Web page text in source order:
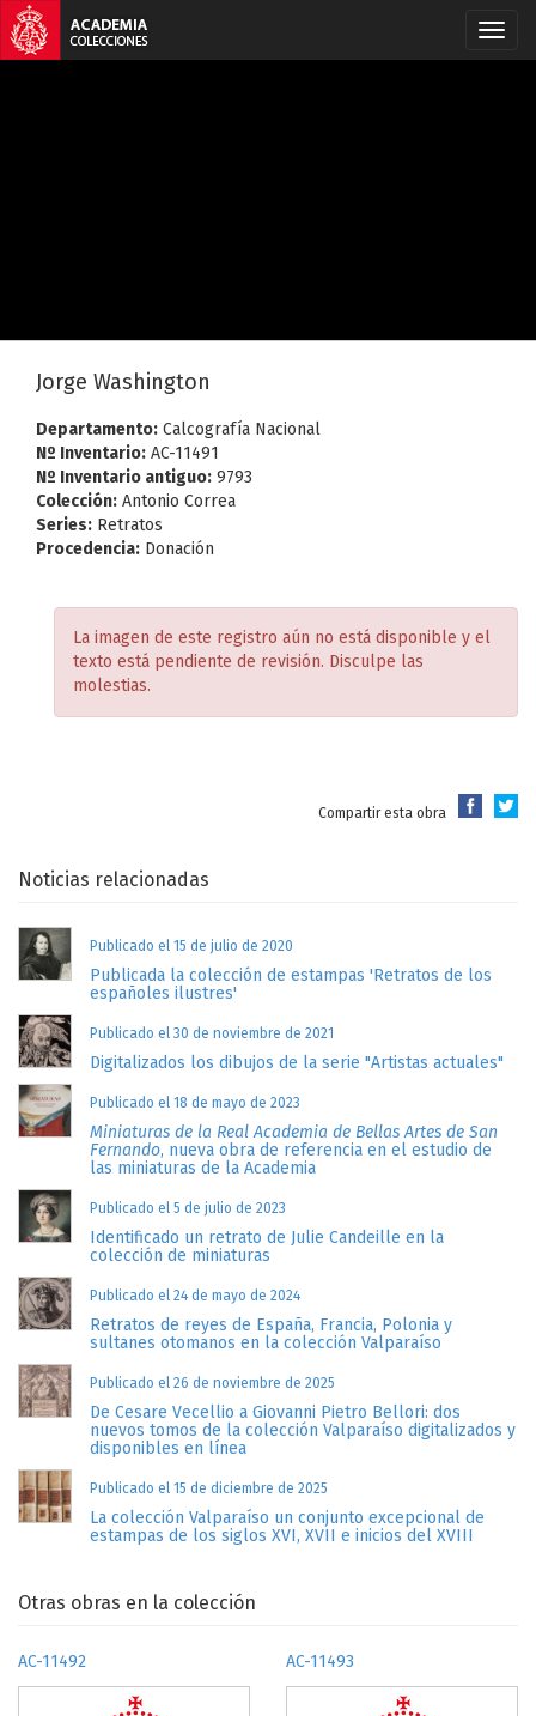
Jorge Washington
Departamento: Calcografía Nacional
Nº Inventario: AC-11491
Nº Inventario antiguo: 9793
Colección: Antonio Correa
Series: Retratos
Procedencia: Donación
La imagen de este registro aún no está disponible y el
texto está pendiente de revisión. Disculpe las
molestias.
Compartir esta obra
Noticias relacionadas
Publicado el 15 de julio de 2020
Publicada la colección de estampas 'Retratos de los
españoles ilustres'
Publicado el 30 de noviembre de 2021
Digitalizados los dibujos de la serie "Artistas actuales"
Publicado el 18 de mayo de 2023
Miniaturas de la Real Academia de Bellas Artes de San
Fernando, nueva obra de referencia en el estudio de
las miniaturas de la Academia
Publicado el 5 de julio de 2023
Identificado un retrato de Julie Candeille en la
colección de miniaturas
Publicado el 24 de mayo de 2024
Retratos de reyes de España, Francia, Polonia y
sultanes otomanos en la colección Valparaíso
Publicado el 26 de noviembre de 2025
De Cesare Vecellio a Giovanni Pietro Bellori: dos
nuevos tomos de la colección Valparaíso digitalizados y
disponibles en línea
Publicado el 15 de diciembre de 2025
La colección Valparaíso un conjunto excepcional de
estampas de los siglos XVI, XVII e inicios del XVIII
Otras obras en la colección
AC-11492 AC-11493